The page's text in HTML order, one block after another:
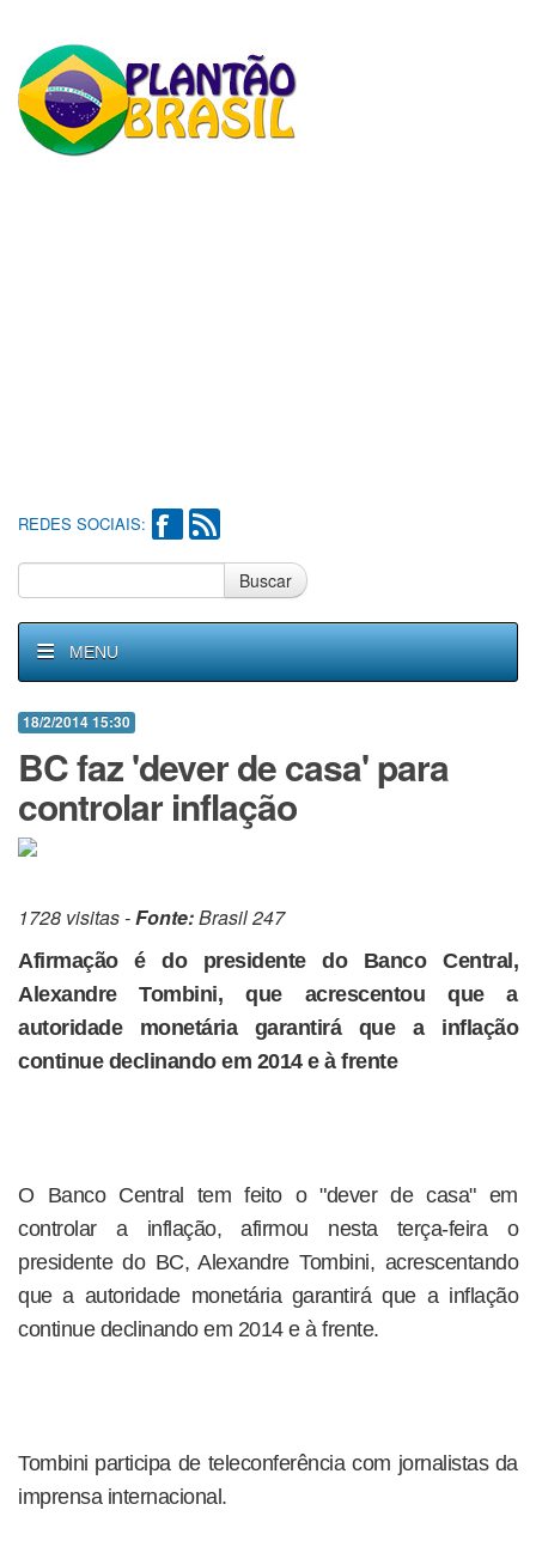
REDES SOCIAIS:
Buscar
MENU
18/2/2014 15:30
BC faz 'dever de casa' para
controlar inflação
1728 visitas -Fonte:Brasil 247
Afirmação é do presidente do Banco Central,
Alexandre Tombini, que acrescentou que a
autoridade monetária garantirá que a inflação
continue declinando em 2014 e à frente
O Banco Central tem feito o "dever de casa" em
controlar a inflação, afirmou nesta terça-feira o
presidente do BC, Alexandre Tombini, acrescentando
que a autoridade monetária garantirá que a inflação
continue declinando em 2014 e à frente.
Tombini participa de teleconferência com jornalistas da
imprensa internacional.